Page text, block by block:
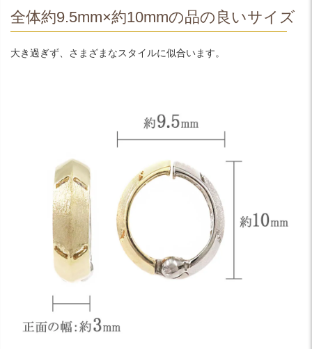
全体約9.5mm×約10mmの品の良いサイズ
大き過ぎず、さまざまなスタイルに似合います。